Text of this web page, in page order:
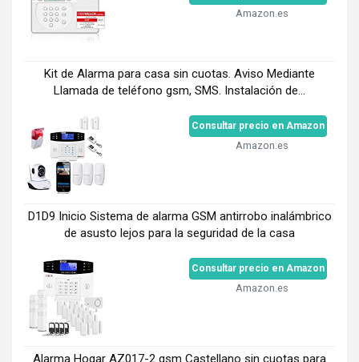
Amazon.es
Kit de Alarma para casa sin cuotas. Aviso Mediante
Llamada de teléfono gsm, SMS. Instalación de...
Consultar precio en Amazon
Amazon.es
D1D9 Inicio Sistema de alarma GSM antirrobo inalámbrico
de asusto lejos para la seguridad de la casa
Consultar precio en Amazon
Amazon.es
Alarma Hogar AZ017-2 gsm Castellano sin cuotas para